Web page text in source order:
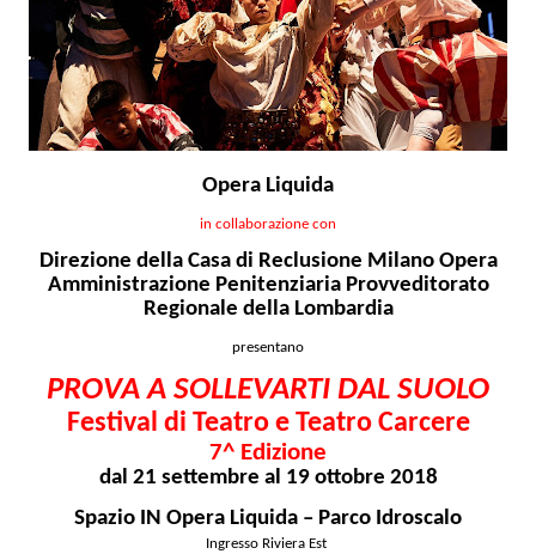
Opera Liquida
in collaborazione con
Direzione della Casa di Reclusione Milano Opera
Amministrazione Penitenziaria Provveditorato
Regionale della Lombardia
presentano
PROVA A SOLLEVARTI DAL SUOLO
Festival di Teatro e Teatro Carcere
7^ Edizione
dal 21 settembre al 19 ottobre 2018
Spazio IN Opera Liquida – Parco Idroscalo
Ingresso Riviera Est